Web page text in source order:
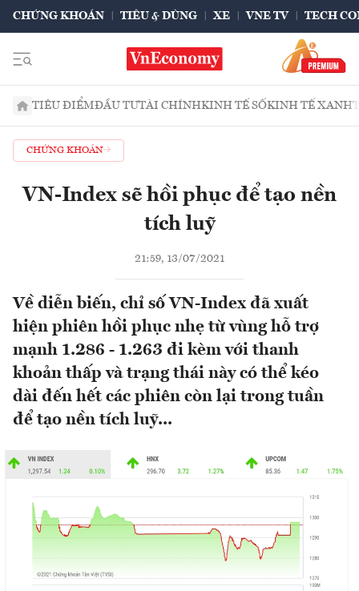
CHỨNG KHOÁN TIÊU & DÙNG XE VNE TV TECH
TIÊU ĐIỂMĐẦU TƯTÀI CHÍNHKINH TẾ SỐKINH TẾ XANH
CHỨNG KHOÁN
VN-Index sẽ hồi phục để tạo nền
tích luỹ
21:59, 13/07/2021
Về diễn biến, chỉ số VN-Index đã xuất
hiện phiên hồi phục nhẹ từ vùng hỗ trợ
mạnh 1.286 - 1.263 đi kèm với thanh
khoản thấp và trạng thái này có thể kéo
dài đến hết các phiên còn lại trong tuần
để tạo nền tích luỹ...